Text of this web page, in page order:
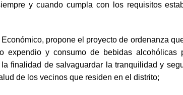
y cuando cumpla con los requisitos
propone el proyecto de ordenanza
y consumo de bebidas alcohólicas
finalidad de salvaguardar la tranquilidad y
de los vecinos que residen en el distrito;